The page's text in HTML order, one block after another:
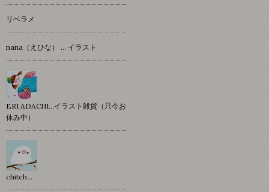
リベラメ
nana（えひな） … イラスト
ERI ADACHI...イラスト雑貨（只今お
休み中）
chitch…